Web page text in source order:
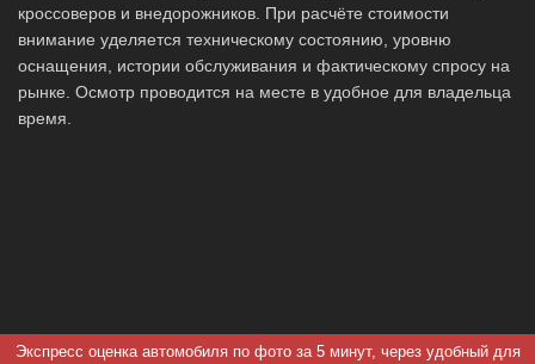
кроссоверов и внедорожников. При расчёте стоимости
внимание уделяется техническому состоянию, уровню
оснащения, истории обслуживания и фактическому спросу на
рынке. Осмотр проводится на месте в удобное для владельца
время.
Экспресс оценка автомобиля по фото за 5 минут, через удобный для